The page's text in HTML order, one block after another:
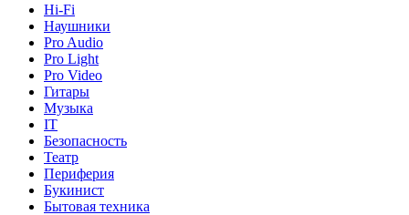
Hi-Fi
Наушники
Pro Audio
Pro Light
Pro Video
Гитары
Музыка
IT
Безопасность
Театр
Периферия
Букинист
Бытовая техника